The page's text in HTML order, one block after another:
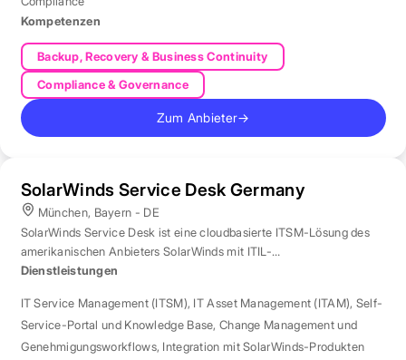
Kompetenzen
Backup, Recovery & Business Continuity
Compliance & Governance
Zum Anbieter→
SolarWinds Service Desk Germany
München, Bayern - DE
SolarWinds Service Desk ist eine cloudbasierte ITSM-Lösung des
amerikanischen Anbieters SolarWinds mit ITIL-
Prozessunterstützung.
Dienstleistungen
IT Service Management (ITSM), IT Asset Management (ITAM), Self-
Service-Portal und Knowledge Base, Change Management und
Genehmigungsworkflows, Integration mit SolarWinds-Produkten